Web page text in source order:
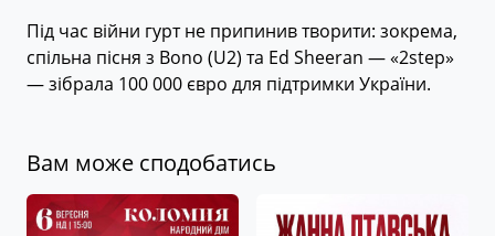
Під час війни гурт не припинив творити: зокрема,
спільна пісня з Bono (U2) та Ed Sheeran — «2step»
— зібрала 100 000 євро для підтримки України.
Вам може сподобатись